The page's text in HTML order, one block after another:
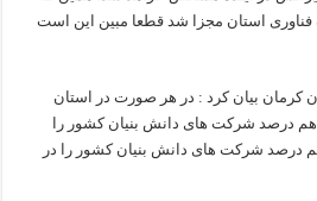
فناوری استان مجزا شد قطعا مبین این است
کرمان بیان کرد : در هر صورت در استان
از سال ۱۴۰۲ میزان ۹ دهم درصد شرکت های دانش بنیان کشور را
درصد شرکت های دانش بنیان کشور را در